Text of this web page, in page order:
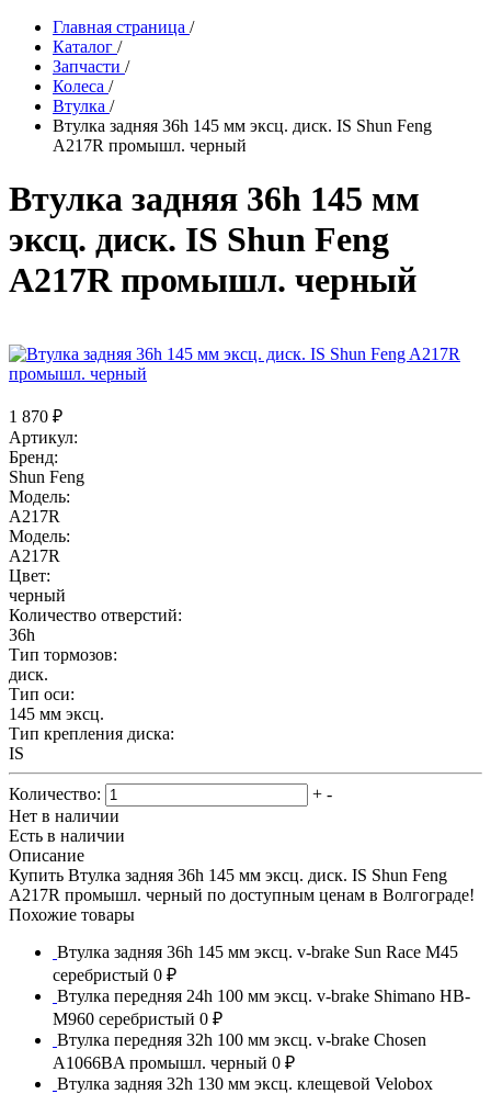
Главная страница /
Каталог /
Запчасти /
Колеса /
Втулка /
Втулка задняя 36h 145 мм эксц. диск. IS Shun Feng
A217R промышл. черный
Втулка задняя 36h 145 мм
эксц. диск. IS Shun Feng
A217R промышл. черный
1 870 ₽
Артикул:
Бренд:
Shun Feng
Модель:
A217R
Модель:
A217R
Цвет:
черный
Количество отверстий:
36h
Тип тормозов:
диск.
Тип оси:
145 мм эксц.
Тип крепления диска:
IS
Количество: + -
Нет в наличии
Есть в наличии
Описание
Купить Втулка задняя 36h 145 мм эксц. диск. IS Shun Feng
A217R промышл. черный по доступным ценам в Волгограде!
Похожие товары
Втулка задняя 36h 145 мм эксц. v-brake Sun Race M45
серебристый 0 ₽
Втулка передняя 24h 100 мм эксц. v-brake Shimano HB-
M960 серебристый 0 ₽
Втулка передняя 32h 100 мм эксц. v-brake Chosen
A1066BA промышл. черный 0 ₽
Втулка задняя 32h 130 мм эксц. клещевой Velobox